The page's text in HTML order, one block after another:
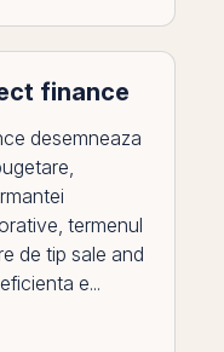
finance
desemneaza
termenul
de tip sale and
e...